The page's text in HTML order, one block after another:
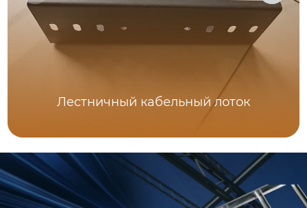
Лестничный кабельный лоток